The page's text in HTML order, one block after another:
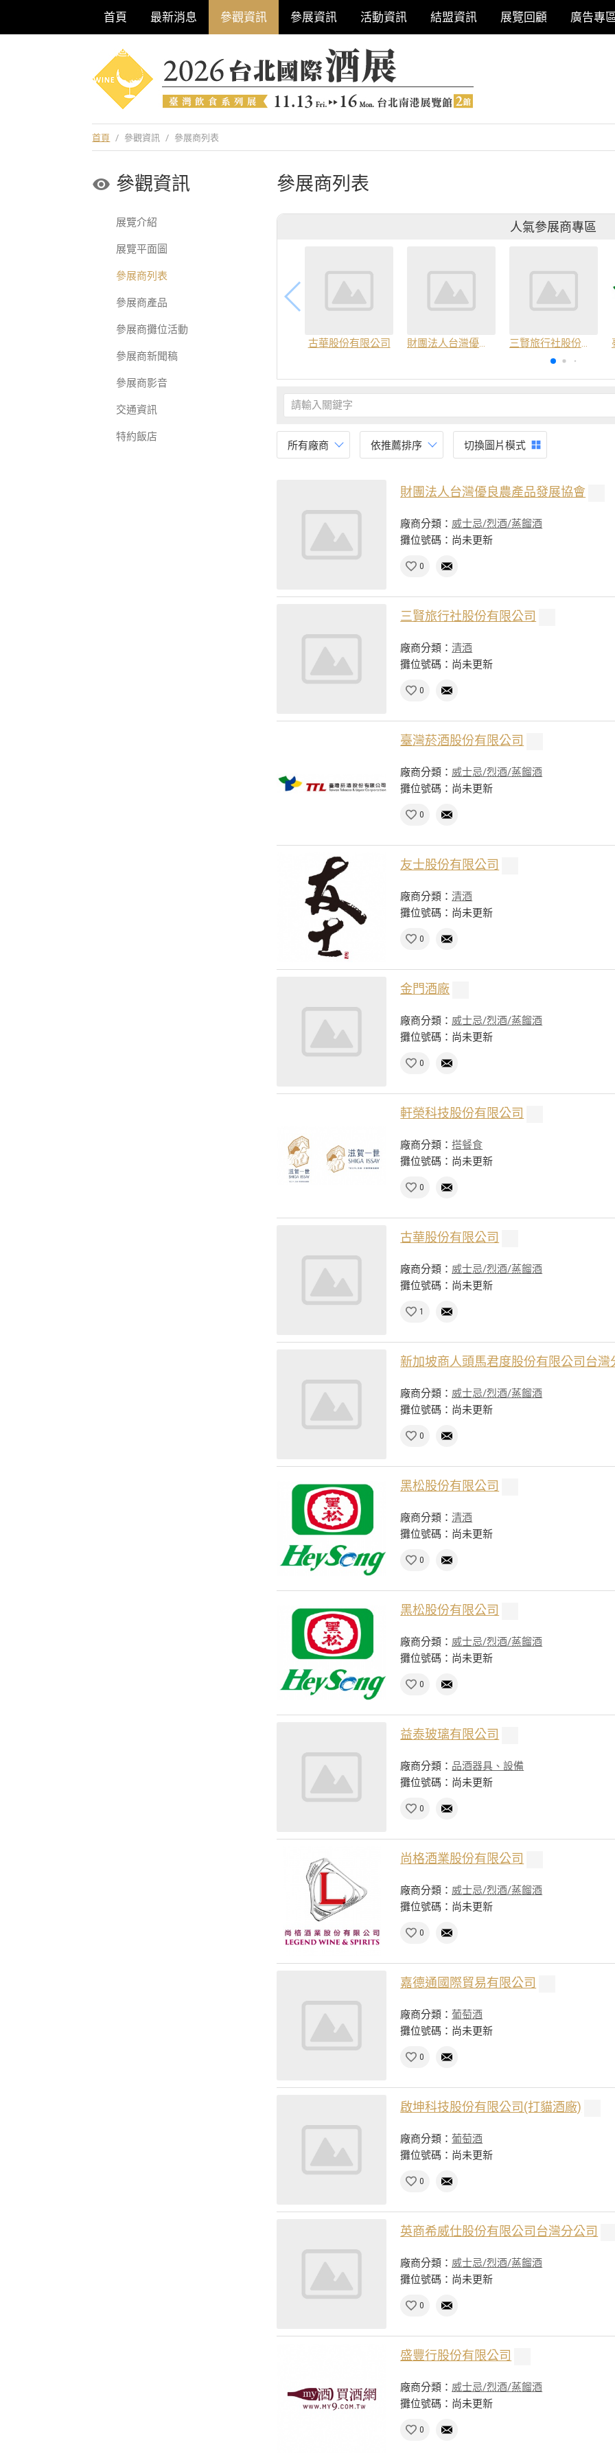
首頁 最新消息 參觀資訊 參展資訊 活動資訊 結盟資訊 展覽回顧 廣告專
巡迴酒展系列
首頁 / 參觀資訊 / 參展商列表
參觀資訊
展覽介紹
展覽平面圖
參展商列表
參展商產品
參展商攤位活動
參展商新聞稿
參展商影音
交通資訊
特約飯店
參展商列表
人氣參展商專區
古華股份有限公司 財團法人台灣優良農產品發展協會 三賢旅行社股份有限公司
所有廠商 依推薦排序 切換圖片模式
財團法人台灣優良農產品發展協會
廠商分類： 威士忌/烈酒/蒸餾酒
攤位號碼：尚未更新
0
三賢旅行社股份有限公司
廠商分類：清酒
攤位號碼：尚未更新
0
臺灣菸酒股份有限公司
廠商分類： 威士忌/烈酒/蒸餾酒
攤位號碼：尚未更新
0
友士股份有限公司
廠商分類：清酒
攤位號碼：尚未更新
0
金門酒廠
廠商分類： 威士忌/烈酒/蒸餾酒
攤位號碼：尚未更新
0
軒榮科技股份有限公司
廠商分類：搭餐食
攤位號碼：尚未更新
0
古華股份有限公司
廠商分類： 威士忌/烈酒/蒸餾酒
攤位號碼：尚未更新
1
新加坡商人頭馬君度股份有限公司台灣
廠商分類： 威士忌/烈酒/蒸餾酒
攤位號碼：尚未更新
0
黑松股份有限公司
廠商分類：清酒
攤位號碼：尚未更新
0
黑松股份有限公司
廠商分類： 威士忌/烈酒/蒸餾酒
攤位號碼：尚未更新
0
益泰玻璃有限公司
廠商分類： 品酒器具、設備
攤位號碼：尚未更新
0
尚格酒業股份有限公司
廠商分類： 威士忌/烈酒/蒸餾酒
攤位號碼：尚未更新
0
嘉德通國際貿易有限公司
廠商分類：葡萄酒
攤位號碼：尚未更新
0
啟坤科技股份有限公司(打貓酒廠)
廠商分類：葡萄酒
攤位號碼：尚未更新
0
英商希威仕股份有限公司台灣分公司
廠商分類： 威士忌/烈酒/蒸餾酒
攤位號碼：尚未更新
0
盛豐行股份有限公司
廠商分類： 威士忌/烈酒/蒸餾酒
攤位號碼：尚未更新
0